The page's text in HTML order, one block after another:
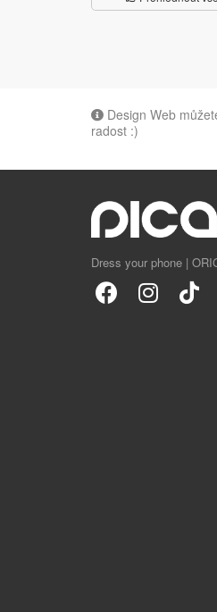
Design Web
radost :)
Dress your phone |